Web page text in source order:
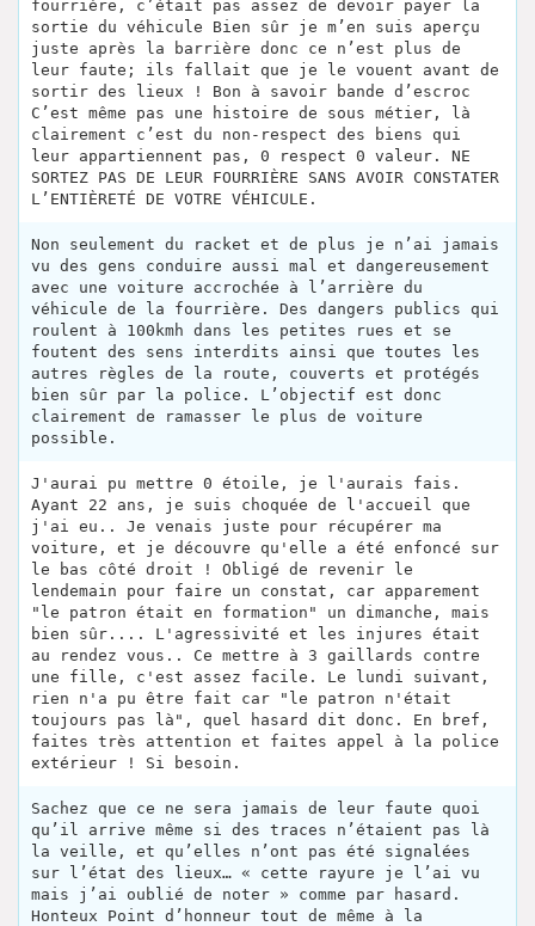
fourrière, c’était pas assez de devoir payer la
sortie du véhicule Bien sûr je m’en suis aperçu
juste après la barrière donc ce n’est plus de
leur faute; ils fallait que je le vouent avant de
sortir des lieux ! Bon à savoir bande d’escroc
C’est même pas une histoire de sous métier, là
clairement c’est du non-respect des biens qui
leur appartiennent pas, 0 respect 0 valeur. NE
SORTEZ PAS DE LEUR FOURRIÈRE SANS AVOIR CONSTATER
L’ENTIÈRETÉ DE VOTRE VÉHICULE.
Non seulement du racket et de plus je n’ai jamais
vu des gens conduire aussi mal et dangereusement
avec une voiture accrochée à l’arrière du
véhicule de la fourrière. Des dangers publics qui
roulent à 100kmh dans les petites rues et se
foutent des sens interdits ainsi que toutes les
autres règles de la route, couverts et protégés
bien sûr par la police. L’objectif est donc
clairement de ramasser le plus de voiture
possible.
J'aurai pu mettre 0 étoile, je l'aurais fais.
Ayant 22 ans, je suis choquée de l'accueil que
j'ai eu.. Je venais juste pour récupérer ma
voiture, et je découvre qu'elle a été enfoncé sur
le bas côté droit ! Obligé de revenir le
lendemain pour faire un constat, car apparement
"le patron était en formation" un dimanche, mais
bien sûr.... L'agressivité et les injures était
au rendez vous.. Ce mettre à 3 gaillards contre
une fille, c'est assez facile. Le lundi suivant,
rien n'a pu être fait car "le patron n'était
toujours pas là", quel hasard dit donc. En bref,
faites très attention et faites appel à la police
extérieur ! Si besoin.
Sachez que ce ne sera jamais de leur faute quoi
qu’il arrive même si des traces n’étaient pas là
la veille, et qu’elles n’ont pas été signalées
sur l’état des lieux… « cette rayure je l’ai vu
mais j’ai oublié de noter » comme par hasard.
Honteux Point d’honneur tout de même à la